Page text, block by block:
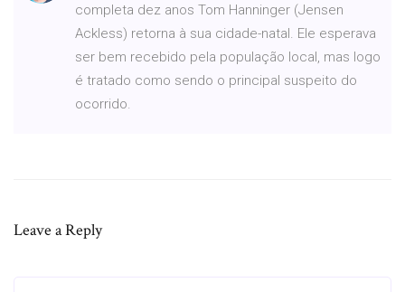
completa dez anos Tom Hanninger (Jensen
Ackless) retorna à sua cidade-natal. Ele esperava
ser bem recebido pela população local, mas logo
é tratado como sendo o principal suspeito do
ocorrido.
Leave a Reply